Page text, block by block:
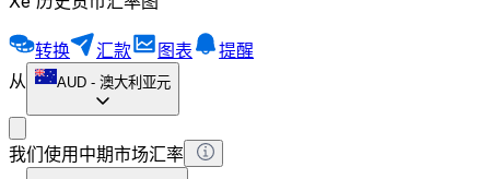
转换 汇款 图表
提醒
从
AUD - 澳大利亚元
我们使用中期市场汇率